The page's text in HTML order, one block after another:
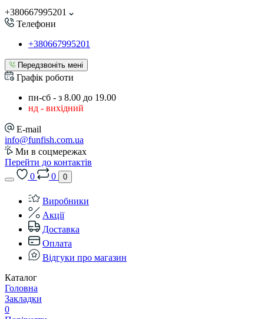
+380667995201
Телефони
+380667995201
Передзвоніть мені
Графік роботи
пн-сб - з 8.00 до 19.00
нд - вихідний
E-mail
info@funfish.com.ua
Ми в соцмережах
Перейти до контактів
0
0 0
Виробники
Акції
Доставка
Оплата
Відгуки про магазин
Каталог
Головна
Закладки
0